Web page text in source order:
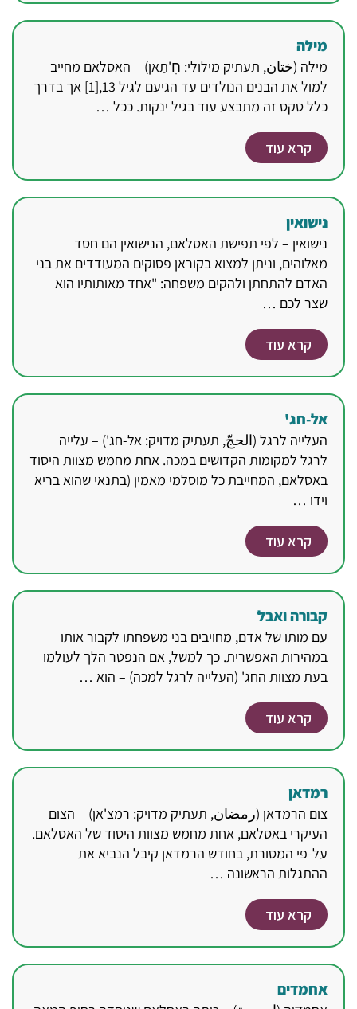
מילה
מילה (ختان, תעתיק מילולי: חׅ'תַאן) – האסלאם מחייב
למול את הבנים הנולדים עד הגיעם לגיל 13,[1] אך בדרך
כלל טקס זה מתבצע עוד בגיל ינקות. ככל …
קרא עוד
נישואין
נישואין – לפי תפישת האסלאם, הנישואין הם חסד
מאלוהים, וניתן למצוא בקוראן פסוקים המעודדים את בני
האדם להתחתן ולהקים משפחה: "אחד מאותותיו הוא
שצר לכם …
קרא עוד
אל-חג'
העלייה לרגל (الحجّ, תעתיק מדויק: אל-חג') – עלייה
לרגל למקומות הקדושים במכה. אחת מחמש מצוות היסוד
באסלאם, המחייבת כל מוסלמי מאמין (בתנאי שהוא בריא
וידו …
קרא עוד
קבורה ואבל
עם מותו של אדם, מחויבים בני משפחתו לקבור אותו
במהירות האפשרית. כך למשל, אם הנפטר הלך לעולמו
בעת מצוות החג' (העלייה לרגל למכה) – הוא …
קרא עוד
רמדאן
צום הרמדאן (رمضان, תעתיק מדויק: רמצ'אן) – הצום
העיקרי באסלאם, אחת מחמש מצוות היסוד של האסלאם.
על-פי המסורת, בחודש הרמדאן קיבל הנביא את
ההתגלות הראשונה …
קרא עוד
אחמדים